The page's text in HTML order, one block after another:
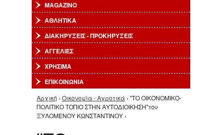
MAGAZINO
ΑΘΛΗΤΙΚΑ
ΔΙΑΚΗΡΥΞΕΙΣ - ΠΡΟΚΗΡΥΞΕΙΣ
ΑΓΓΕΛΙΕΣ
ΧΡΗΣΙΜΑ
ΕΠΙΚΟΙΝΩΝΙΑ
Είστε εδώ
Αρχική › Οικονομία - Αγροτικά › "ΤΟ ΟΙΚΟΝΟΜΙΚΟ-
ΠΟΛΙΤΙΚΟ ΤΟΠΙΟ ΣΤΗΝ ΑΥΤΟΔΙΟΙΚΗΣΗ"του
ΞΥΛΟΜΕΝΟΥ ΚΩΝΣΤΑΝΤΙΝΟΥ ›